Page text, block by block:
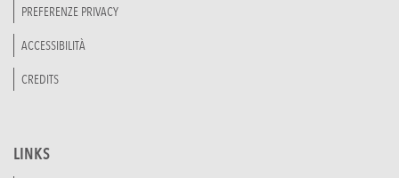
PREFERENZE PRIVACY
ACCESSIBILITÀ
CREDITS
LINKS